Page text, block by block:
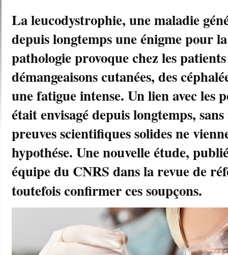
La leucodystrophie, une maladie
depuis longtemps une énigme pour
pathologie provoque chez les
démangeaisons cutanées, des
une fatigue intense. Un lien avec les
était envisagé depuis longtemps,
preuves scientifiques solides ne
hypothése. Une nouvelle étude,
équipe du CNRS dans la revue de
toutefois confirmer ces soupçons.